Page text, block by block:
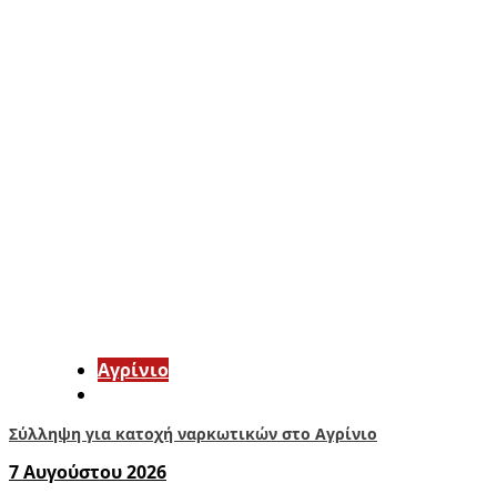
Aγρίνιο
Σύλληψη για κατοχή ναρκωτικών στο Αγρίνιο
7 Αυγούστου 2026